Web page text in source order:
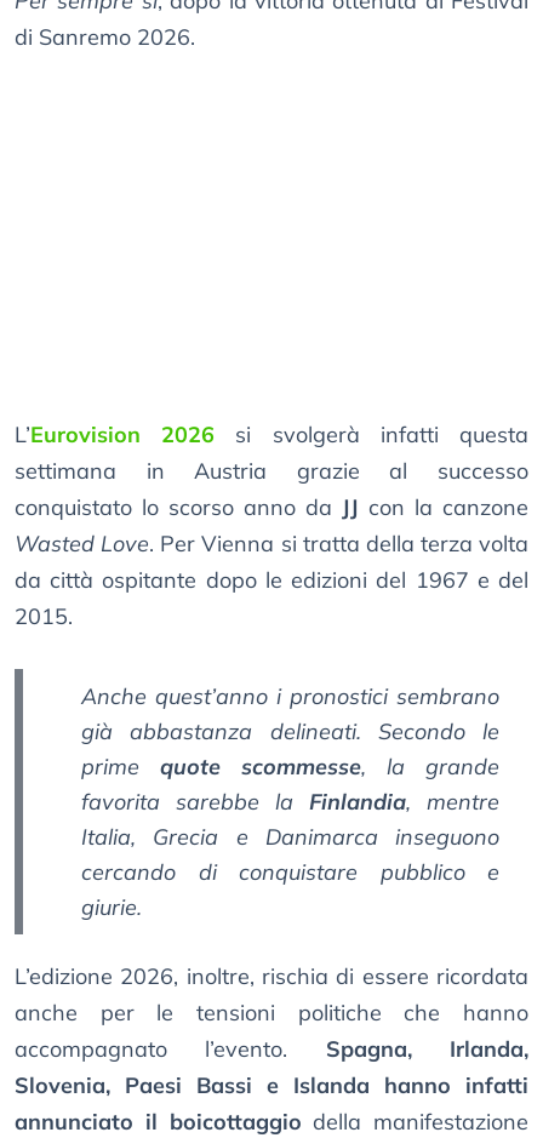
di Sanremo 2026.
L’Eurovision 2026 si svolgerà infatti questa
settimana in Austria grazie al successo
conquistato lo scorso anno da JJ con la canzone
Wasted Love. Per Vienna si tratta della terza volta
da città ospitante dopo le edizioni del 1967 e del
2015.
Anche quest’anno i pronostici sembrano
già abbastanza delineati. Secondo le
prime quote scommesse, la grande
favorita sarebbe la Finlandia, mentre
Italia, Grecia e Danimarca inseguono
cercando di conquistare pubblico e
giurie.
L’edizione 2026, inoltre, rischia di essere ricordata
anche per le tensioni politiche che hanno
accompagnato l’evento. Spagna, Irlanda,
Slovenia, Paesi Bassi e Islanda hanno infatti
annunciato il boicottaggio della manifestazione